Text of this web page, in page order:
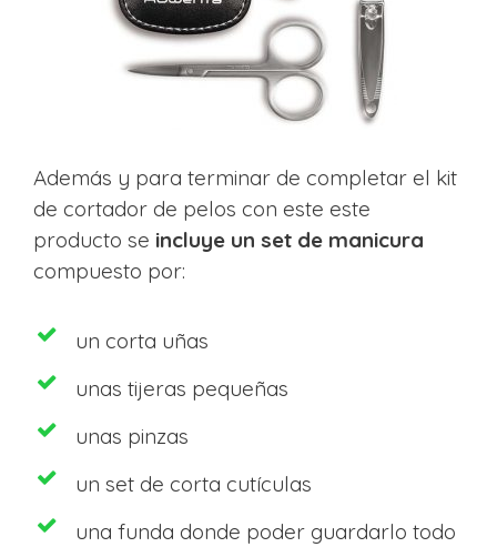
Además y para terminar de completar el kit
de cortador de pelos con este este
producto se incluye un set de manicura
compuesto por:
un corta uñas
unas tijeras pequeñas
unas pinzas
un set de corta cutículas
una funda donde poder guardarlo todo